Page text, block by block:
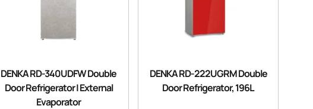
DENKA RD-222UGRM Double
Door Refrigerator, 196L
DENKA RD-340UDFW Double
Door Refrigerator | External
Evaporator